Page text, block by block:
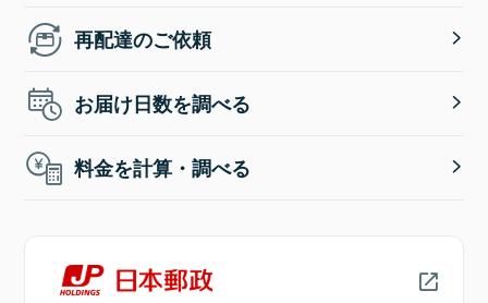
再配達のご依頼
お届け日数を調べる
料金を計算・調べる